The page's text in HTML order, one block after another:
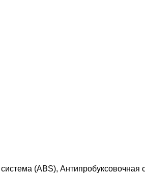
(ABS), Антипробуксовочная